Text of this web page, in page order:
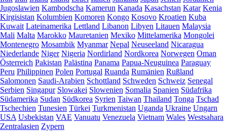
Jugoslawien Kambodscha Kamerun Kanada Kasachstan Katar Kenia
Kirgisistan Kolumbien Komoren Kongo Kosovo Kroatien Kuba
Kuwait Lateinamerika Lettland Libanon Libyen Litauen Malaysia
Mali Malta Marokko Mauretanien Mexiko Mittelamerika Mongolei
Montenegro Mosambik Myanmar Nepal Neuseeland Nicaragua
Niederlande Niger Nigeria Nordirland Nordkorea Norwegen Oman
Österreich Pakistan Palästina Panama Papua-Neuguinea Paraguay
Peru Philippinen Polen Portugal Ruanda Rumänien Rußland
Salomonen Saudi-Arabien Schottland Schweden Schweiz Senegal
Serbien Singapur Slowakei Slowenien Somalia Spanien Südafrika
Südamerika Sudan Südkorea Syrien Taiwan Thailand Tonga Tschad
Tschechien Tunesien Türkei Turkmenistan Uganda Ukraine Ungarn
USA Usbekistan VAE Vanuatu Venezuela Vietnam Wales Westsahara
Zentralasien Zypern